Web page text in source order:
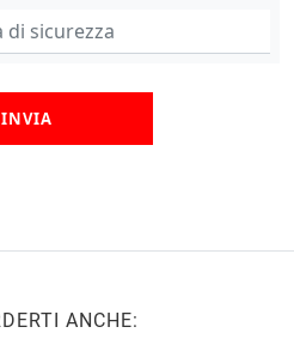
INVIA
ANCHE: